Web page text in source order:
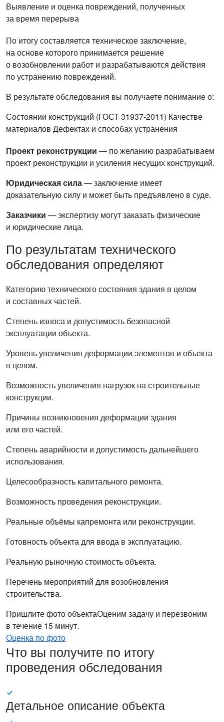
Выявление и оценка повреждений, полученных
за время перерыва
По итогу составляется техническое заключение,
на основе которого принимается решение
о возобновлении работ и разрабатываются действия
по устранению повреждений.
В результате обследования вы получаете понимание о:
Состоянии конструкций (ГОСТ 31937-2011) Качестве
материалов Дефектах и способах устранения
Проект реконструкции — по желанию разрабатываем
проект реконструкции и усиления несущих конструкций.
Юридическая сила— заключение имеет
доказательную силу и может быть предъявлено в суде.
Заказчики — экспертизу могут заказать физические
и юридические лица.
По результатам технического
обследования определяют
Категорию технического состояния здания в целом
и составных частей.
Степень износа и допустимость безопасной
эксплуатации объекта.
Уровень увеличения деформации элементов и объекта
в целом.
Возможность увеличения нагрузок на строительные
конструкции.
Причины возникновения деформации здания
или его частей.
Степень аварийности и допустимость дальнейшего
использования.
Целесообразность капитального ремонта.
Возможность проведения реконструкции.
Реальные объёмы капремонта или реконструкции.
Готовность объекта для ввода в эксплуатацию.
Реальную рыночную стоимость объекта.
Перечень мероприятий для возобновления
строительства.
Пришлите фото объектаОценим задачу и перезвоним
в течение 15 минут.
Оценка по фото
Что вы получите по итогу
проведения обследования
Детальное описание объекта